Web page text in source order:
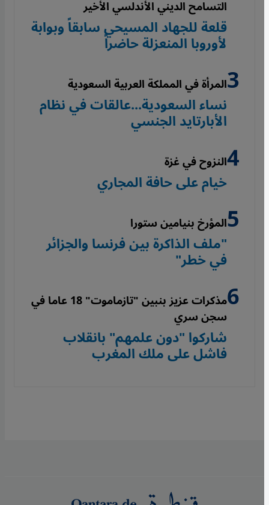
التسامح الديني الأندلسي الأخير
قلعة للجهاد المسيحي سابقاً وبوابة
لأوروبا المنعزلة حاضراً
المرأة في المملكة العربية السعودية
نساء السعودية...عالقات في نظام
الأبارتايد الجنسي
النزوح في غزة
خيام على حافة المجاري
المؤرخ بنيامين ستورا
"ملف الذاكرة بين فرنسا والجزائر
في خطر"
مذكرات عزيز بنبين "تازماموت" 18 عاما في
سجن سري
شاركوا "دون علمهم" بانقلاب
فاشل على ملك المغرب